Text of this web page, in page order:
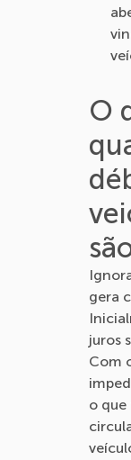
O
gera
juros
Com
o